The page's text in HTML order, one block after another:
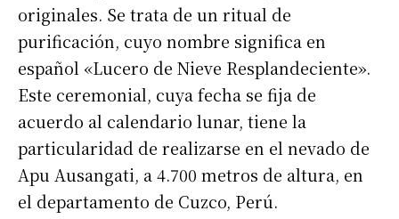
originales. Se trata de un ritual de
purificación, cuyo nombre significa en
español «Lucero de Nieve Resplandeciente».
Este ceremonial, cuya fecha se fija de
acuerdo al calendario lunar, tiene la
particularidad de realizarse en el nevado de
Apu Ausangati, a 4.700 metros de altura, en
el departamento de Cuzco, Perú.